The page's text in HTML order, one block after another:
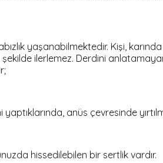
yaşanabilmektedir. Kişi,
ilerlemez. Derdini
anüs çevresinde
hissedilebilen bir sertlik vardır.